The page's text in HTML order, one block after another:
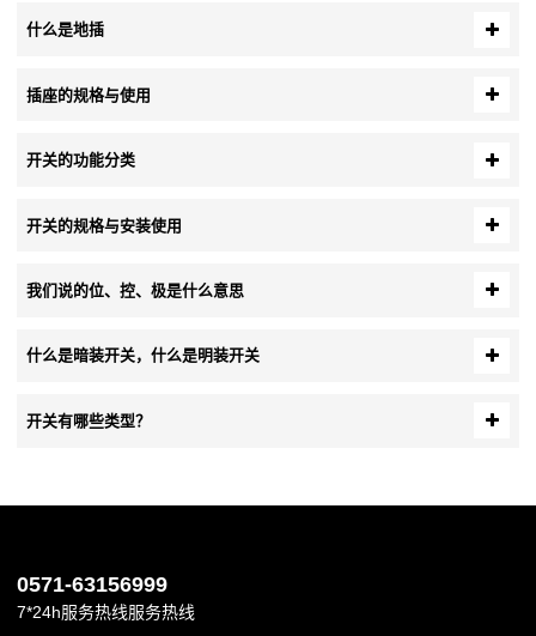
什么是地插
插座的规格与使用
开关的功能分类
开关的规格与安装使用
我们说的位、控、极是什么意思
什么是暗装开关，什么是明装开关
开关有哪些类型？
0571-63156999
7*24h服务热线服务热线